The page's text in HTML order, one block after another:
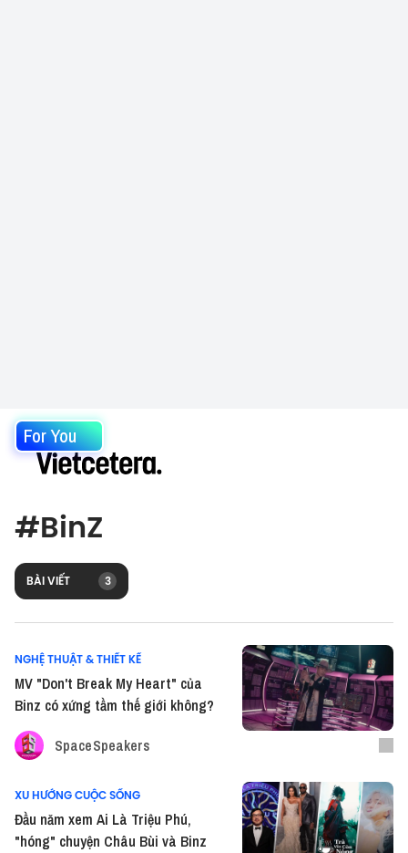
For You
#BinZ
BÀI VIẾT 3
NGHỆ THUẬT & THIẾT KẾ
MV "Don't Break My Heart" của
Binz có xứng tầm thế giới không?
SpaceSpeakers
XU HƯỚNG CUỘC SỐNG
Đầu năm xem Ai Là Triệu Phú,
"hóng" chuyện Châu Bùi và Binz